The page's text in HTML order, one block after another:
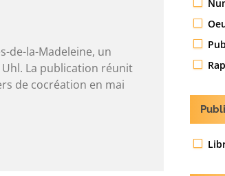
de-la-Madeleine, un
La publication réunit
de cocréation en mai